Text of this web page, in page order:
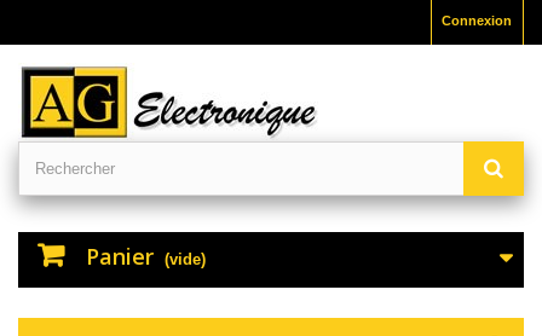
Connexion
Panier (vide)